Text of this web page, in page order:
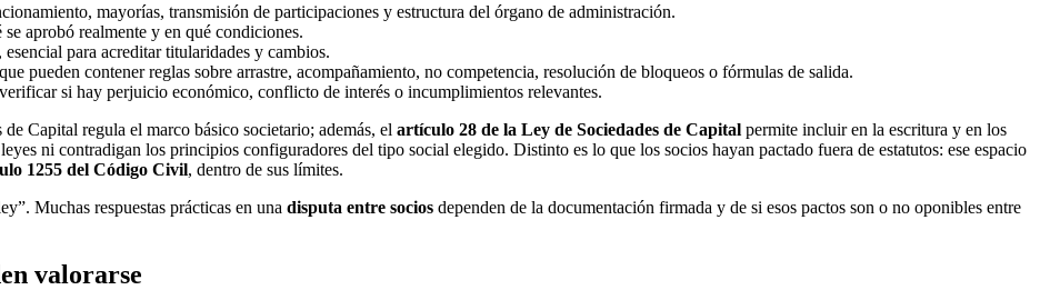
mayorías, transmisión de participaciones y estructura del órgano de administración.
se aprobó realmente y en qué condiciones.
, esencial para acreditar titularidades y cambios.
pueden contener reglas sobre arrastre, acompañamiento, no competencia, resolución de bloqueos o fórmulas de salida.
si hay perjuicio económico, conflicto de interés o incumplimientos relevantes.
Capital regula el marco básico societario; además, el artículo 28 de la Ley de Sociedades de Capital permite incluir en la escritura y en los
ni contradigan los principios configuradores del tipo social elegido. Distinto es lo que los socios hayan pactado fuera de estatutos: ese espacio
1255 del Código Civil, dentro de sus límites.
Muchas respuestas prácticas en una disputa entre socios dependen de la documentación firmada y de si esos pactos son o no oponibles entre
valorarse